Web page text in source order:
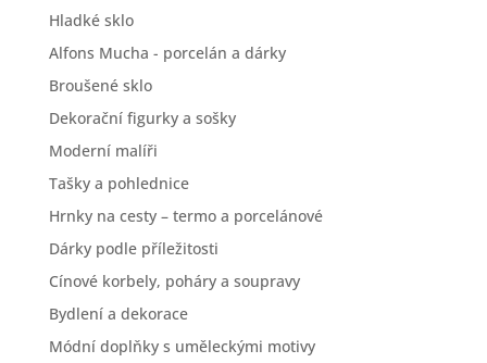
Hladké sklo
Alfons Mucha - porcelán a dárky
Broušené sklo
Dekorační figurky a sošky
Moderní malíři
Tašky a pohlednice
Hrnky na cesty – termo a porcelánové
Dárky podle příležitosti
Cínové korbely, poháry a soupravy
Bydlení a dekorace
Módní doplňky s uměleckými motivy